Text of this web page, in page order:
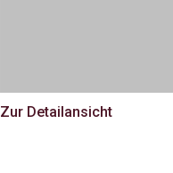
Zur Detailansicht